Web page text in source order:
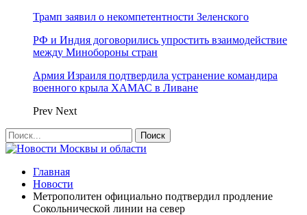
Трамп заявил о некомпетентности Зеленского
РФ и Индия договорились упростить взаимодействие
между Минобороны стран
Армия Израиля подтвердила устранение командира
военного крыла ХАМАС в Ливане
Prev Next
Главная
Новости
Метрополитен официально подтвердил продление
Сокольнической линии на север